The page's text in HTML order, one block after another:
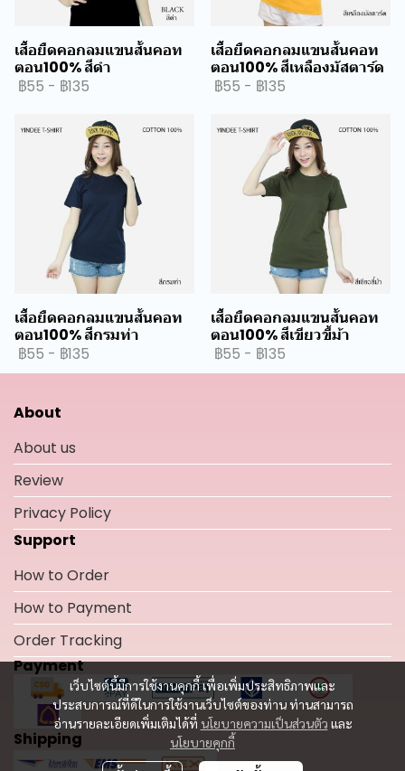
เสื้อยืดคอกลมแขนสั้นคอท
ตอน100% สีดำ
฿55 - ฿135
เสื้อยืดคอกลมแขนสั้นคอท
ตอน100% สีเหลืองมัสตาร์ด
฿55 - ฿135
เสื้อยืดคอกลมแขนสั้นคอท
ตอน100% สีกรมท่า
฿55 - ฿135
เสื้อยืดคอกลมแขนสั้นคอท
ตอน100% สีเขียวขี้ม้า
฿55 - ฿135
เว็บไซต์นี้มีการใช้งานคุกกี้ เพื่อเพิ่มประสิทธิภาพและ
ประสบการณ์ที่ดีในการใช้งานเว็บไซต์ของท่าน ท่านสามารถ
อ่านรายละเอียดเพิ่มเติมได้ที่ นโยบายความเป็นส่วนตัว และ
นโยบายคุกกี้
About
About us
Review
Privacy Policy
Support
How to Order
How to Payment
Order Tracking
Payment
Shipping